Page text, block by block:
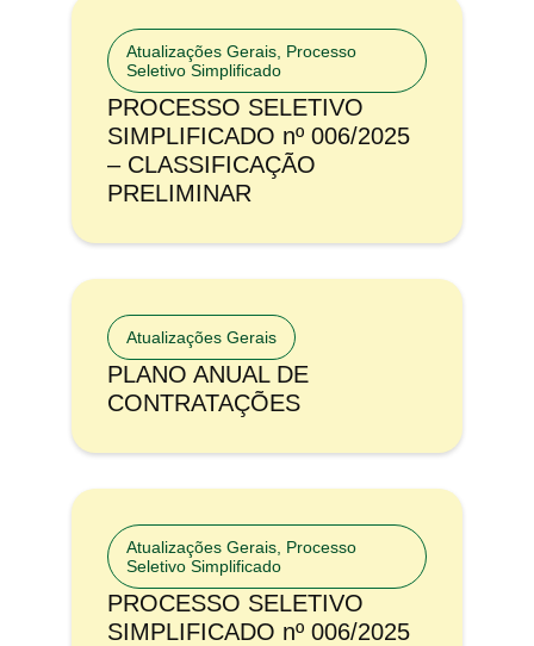
Atualizações Gerais Processo
Seletivo Simplificado
PROCESSO SELETIVO
SIMPLIFICADO nº 006/2025
– CLASSIFICAÇÃO
PRELIMINAR
Atualizações Gerais
PLANO ANUAL DE
CONTRATAÇÕES
Atualizações Gerais Processo
Seletivo Simplificado
PROCESSO SELETIVO
SIMPLIFICADO nº 006/2025